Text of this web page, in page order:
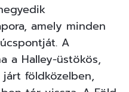
amely minden
A
a Halley-üstökös,
földközelben,